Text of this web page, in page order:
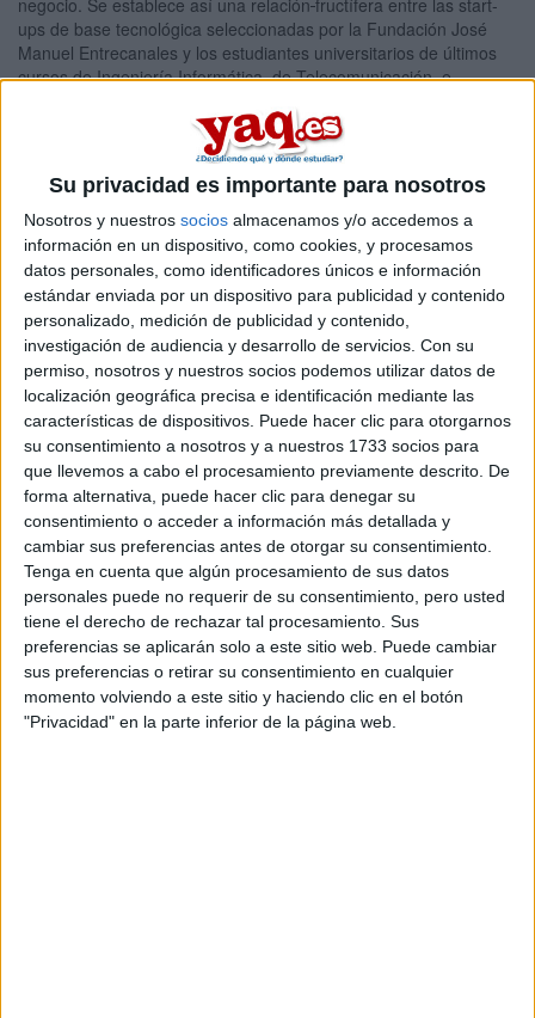
Su privacidad es importante para nosotros
Nosotros y nuestros socios almacenamos y/o accedemos a
información en un dispositivo, como cookies, y procesamos
datos personales, como identificadores únicos e información
estándar enviada por un dispositivo para publicidad y contenido
personalizado, medición de publicidad y contenido,
investigación de audiencia y desarrollo de servicios. Con su
permiso, nosotros y nuestros socios podemos utilizar datos de
localización geográfica precisa e identificación mediante las
características de dispositivos. Puede hacer clic para otorgarnos
su consentimiento a nosotros y a nuestros 1733 socios para
que llevemos a cabo el procesamiento previamente descrito. De
forma alternativa, puede hacer clic para denegar su
consentimiento o acceder a información más detallada y
cambiar sus preferencias antes de otorgar su consentimiento.
Tenga en cuenta que algún procesamiento de sus datos
personales puede no requerir de su consentimiento, pero usted
tiene el derecho de rechazar tal procesamiento. Sus
preferencias se aplicarán solo a este sitio web. Puede cambiar
sus preferencias o retirar su consentimiento en cualquier
momento volviendo a este sitio y haciendo clic en el botón
"Privacidad" en la parte inferior de la página web.
negocio. Se establece así una relación fructífera entre las start-
ups de base tecnológica seleccionadas por la Fundación José
Manuel Entrecanales y los estudiantes universitarios de últimos
cursos de Ingeniería Informática, de Telecomunicación, e
Economía, Marketing y Publicidad y Relaciones Públicas con el
propósito de completar su formación académica y proporcionar, a
su vez, una experiencia pre profesional que mejore su
empleabilidad y que pueda facilitar su futura inserción laboral.
Con carácter general, habrá tres convocatorias anuales y la
duración de las prácticas será la prevista en el plan académico o,
en el caso de las prácticas extracurriculares, la que determine la
universidad de procedencia del candidato, siendo lo habitual, una
duración de 900 horas por curso académico.
Si te interesa conseguir una de las plazas convocadas para la
primera convocatoria debes registrarte enhttp://www.fue.es/fjme
antes del próximo día 31 de mayo.
Artículos recomendados
Lista de Espera de la Universidad - Qué
significa y qué hacer para poder ser admitido